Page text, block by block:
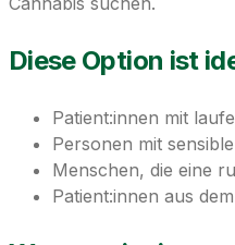
Diese Option ist
Patient:innen mit
Personen mit
Menschen, die eine
Patient:innen aus